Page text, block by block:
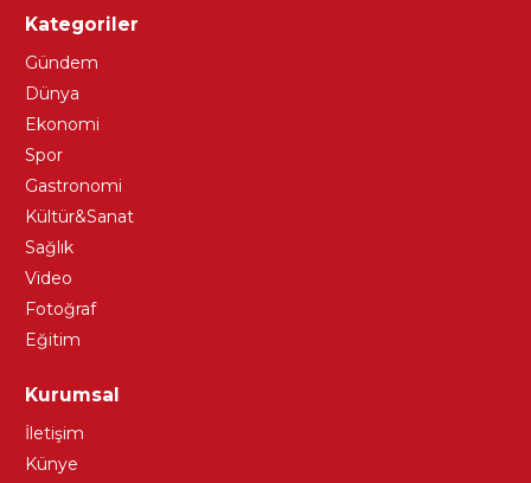
Kategoriler
Gündem
Dünya
Ekonomi
Spor
Gastronomi
Kültür&Sanat
Sağlık
Video
Fotoğraf
Eğitim
Kurumsal
İletişim
Künye